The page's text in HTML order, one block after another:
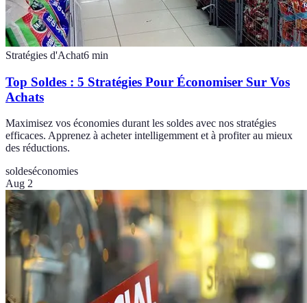
Stratégies d'Achat6 min
Top Soldes : 5 Stratégies Pour Économiser Sur Vos
Achats
Maximisez vos économies durant les soldes avec nos stratégies
efficaces. Apprenez à acheter intelligemment et à profiter au mieux
des réductions.
soldeséconomies
Aug 2